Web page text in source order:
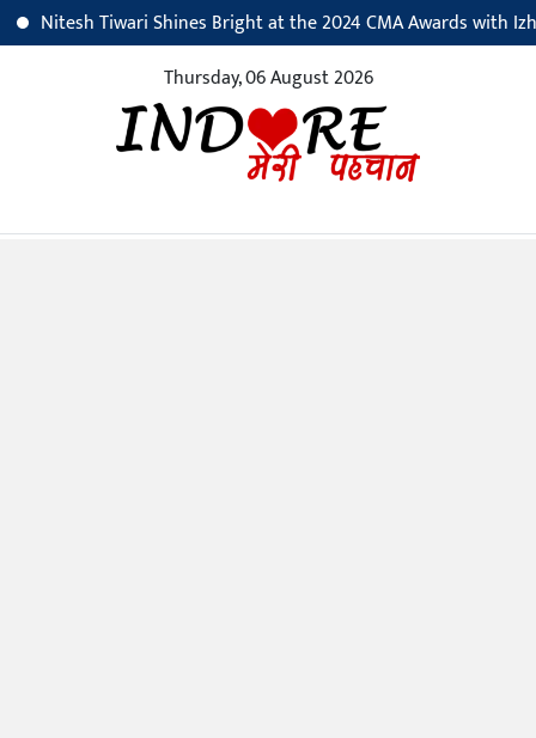
Tiwari Shines Bright at the 2024 CMA Awards with Izhar-E-
Thursday, 06 August 2026